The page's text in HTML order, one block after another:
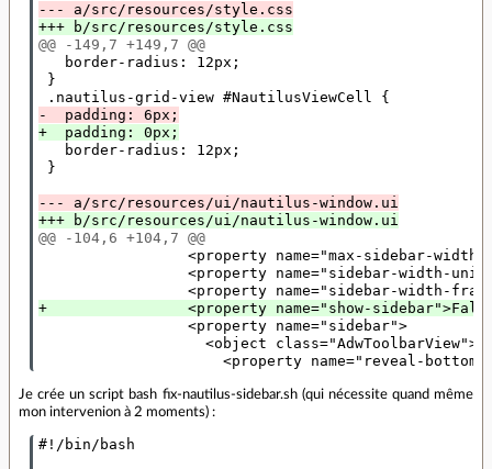
--- a/src/resources/style.css
+++ b/src/resources/style.css
@@ -149,7 +149,7 @@
   border-radius: 12px;
}
-  padding: 6px;
+  padding: 0px;
   border-radius: 12px;
}
--- a/src/resources/ui/nautilus-window.ui
+++ b/src/resources/ui/nautilus-window.ui
@@ -104,6 +104,7 @@
<property name="max-sidebar-
<property name="sidebar-width-
+                <property name="show-
                 <property name="sidebar">
                   <object class="AdwToolbarView">
<property name="reveal-bottom-
Je crée un script bash fix-nautilus-sidebar.sh (qui nécessite quand même
mon intervenion à 2 moments) :
#!/bin/bash